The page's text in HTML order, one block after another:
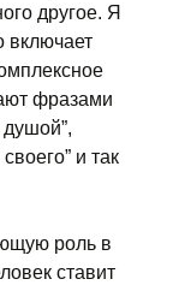
другое. Я
включает
фразами
душой”,
и так
роль в
ставит